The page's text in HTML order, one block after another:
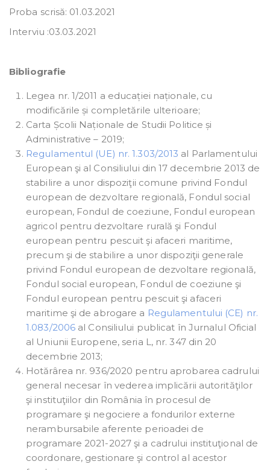
Proba scrisă: 01.03.2021
Interviu :03.03.2021
Bibliografie
Legea nr. 1/2011 a educației naționale, cu
modificările și completările ulterioare;
Carta Școlii Naționale de Studii Politice și
Administrative – 2019;
Regulamentul (UE) nr. 1.303/2013 al Parlamentului
European şi al Consiliului din 17 decembrie 2013 de
stabilire a unor dispoziţii comune privind Fondul
european de dezvoltare regională, Fondul social
european, Fondul de coeziune, Fondul european
agricol pentru dezvoltare rurală şi Fondul
european pentru pescuit şi afaceri maritime,
precum şi de stabilire a unor dispoziţii generale
privind Fondul european de dezvoltare regională,
Fondul social european, Fondul de coeziune şi
Fondul european pentru pescuit şi afaceri
maritime şi de abrogare a Regulamentului (CE) nr.
1.083/2006 al Consiliului publicat în Jurnalul Oficial
al Uniunii Europene, seria L, nr. 347 din 20
decembrie 2013;
Hotărârea nr. 936/2020 pentru aprobarea cadrului
general necesar în vederea implicării autorităţilor
şi instituţiilor din România în procesul de
programare şi negociere a fondurilor externe
nerambursabile aferente perioadei de
programare 2021-2027 şi a cadrului instituţional de
coordonare, gestionare şi control al acestor